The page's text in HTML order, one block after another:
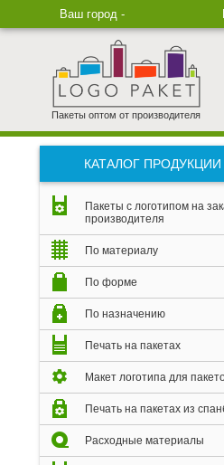
Ваш город -
Пакеты оптом от производителя
КАТАЛОГ
Пакеты с логотипом на
производителя
По материалу
По форме
По назначению
Печать на пакетах
Макет логотипа для
Печать на пакетах из
Расходные материалы